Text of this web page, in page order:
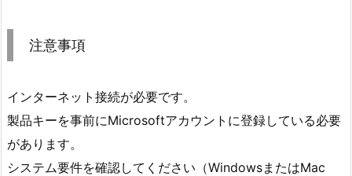
注意事項
インターネット接続が必要です。
製品キーを事前にMicrosoftアカウントに登録している必要
があります。
システム要件を確認してください（WindowsまたはMac